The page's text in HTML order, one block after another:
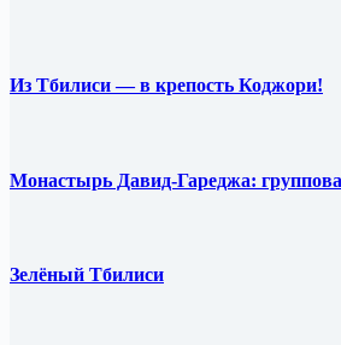
Из Тбилиси — в крепость Коджори!
Монастырь Давид-Гареджа:
Зелёный Тбилиси